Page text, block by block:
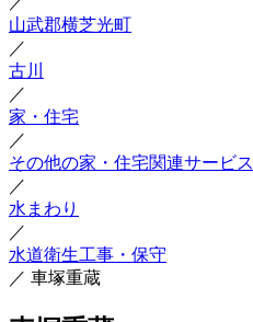
山武郡横芝光町
／
古川
／
家・住宅
／
その他の家・住宅関連サービス
／
水まわり
／
水道衛生工事・保守
／ 車塚重蔵